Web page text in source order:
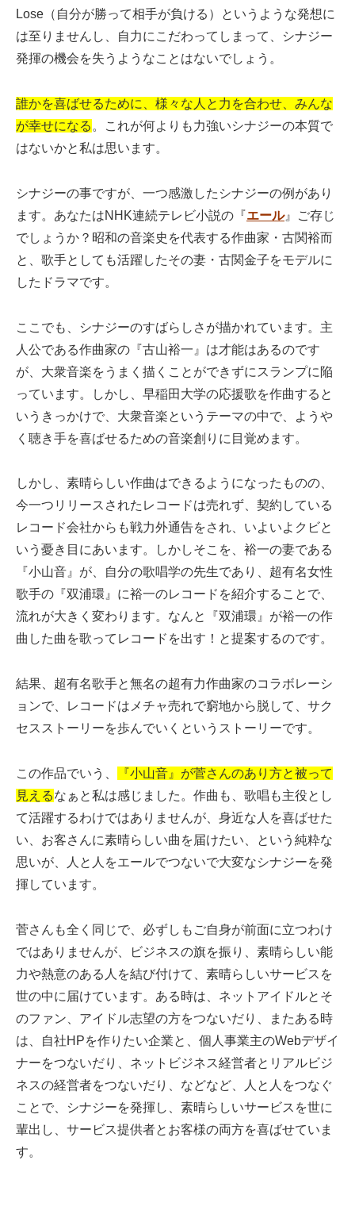
Lose（自分が勝って相手が負ける）というような発想に
は至りませんし、自力にこだわってしまって、シナジー
発揮の機会を失うようなことはないでしょう。
誰かを喜ばせるために、様々な人と力を合わせ、みんな
が幸せになる 。これが何よりも力強いシナジーの本質で
はないかと私は思います。
シナジーの事ですが、一つ感激したシナジーの例があり
ます。あなたはNHK連続テレビ小説の『エール』ご存じ
でしょうか？昭和の音楽史を代表する作曲家・古関裕而
と、歌手としても活躍したその妻・古関金子をモデルに
したドラマです。
ここでも、シナジーのすばらしさが描かれています。主
人公である作曲家の『古山裕一』は才能はあるのです
が、大衆音楽をうまく描くことができずにスランプに陥
っています。しかし、早稲田大学の応援歌を作曲すると
いうきっかけで、大衆音楽というテーマの中で、ようや
く聴き手を喜ばせるための音楽創りに目覚めます。
しかし、素晴らしい作曲はできるようになったものの、
今一つリリースされたレコードは売れず、契約している
レコード会社からも戦力外通告をされ、いよいよクビと
いう憂き目にあいます。しかしそこを、裕一の妻である
『小山音』が、自分の歌唱学の先生であり、超有名女性
歌手の『双浦環』に裕一のレコードを紹介することで、
流れが大きく変わります。なんと『双浦環』が裕一の作
曲した曲を歌ってレコードを出す！と提案するのです。
結果、超有名歌手と無名の超有力作曲家のコラボレーシ
ョンで、レコードはメチャ売れで窮地から脱して、サク
セスストーリーを歩んでいくというストーリーです。
この作品でいう、
『小山音』が菅さんのあり方と被って
見えるなぁと私は感じました。作曲も、歌唱も主役とし
て活躍するわけではありませんが、身近な人を喜ばせた
い、お客さんに素晴らしい曲を届けたい、という純粋な
思いが、人と人をエールでつないで大変なシナジーを発
揮しています。
菅さんも全く同じで、必ずしもご自身が前面に立つわけ
ではありませんが、ビジネスの旗を振り、素晴らしい能
力や熱意のある人を結び付けて、素晴らしいサービスを
世の中に届けています。ある時は、ネットアイドルとそ
のファン、アイドル志望の方をつないだり、またある時
は、自社HPを作りたい企業と、個人事業主のWebデザイ
ナーをつないだり、ネットビジネス経営者とリアルビジ
ネスの経営者をつないだり、などなど、人と人をつなぐ
ことで、シナジーを発揮し、素晴らしいサービスを世に
輩出し、サービス提供者とお客様の両方を喜ばせていま
す。